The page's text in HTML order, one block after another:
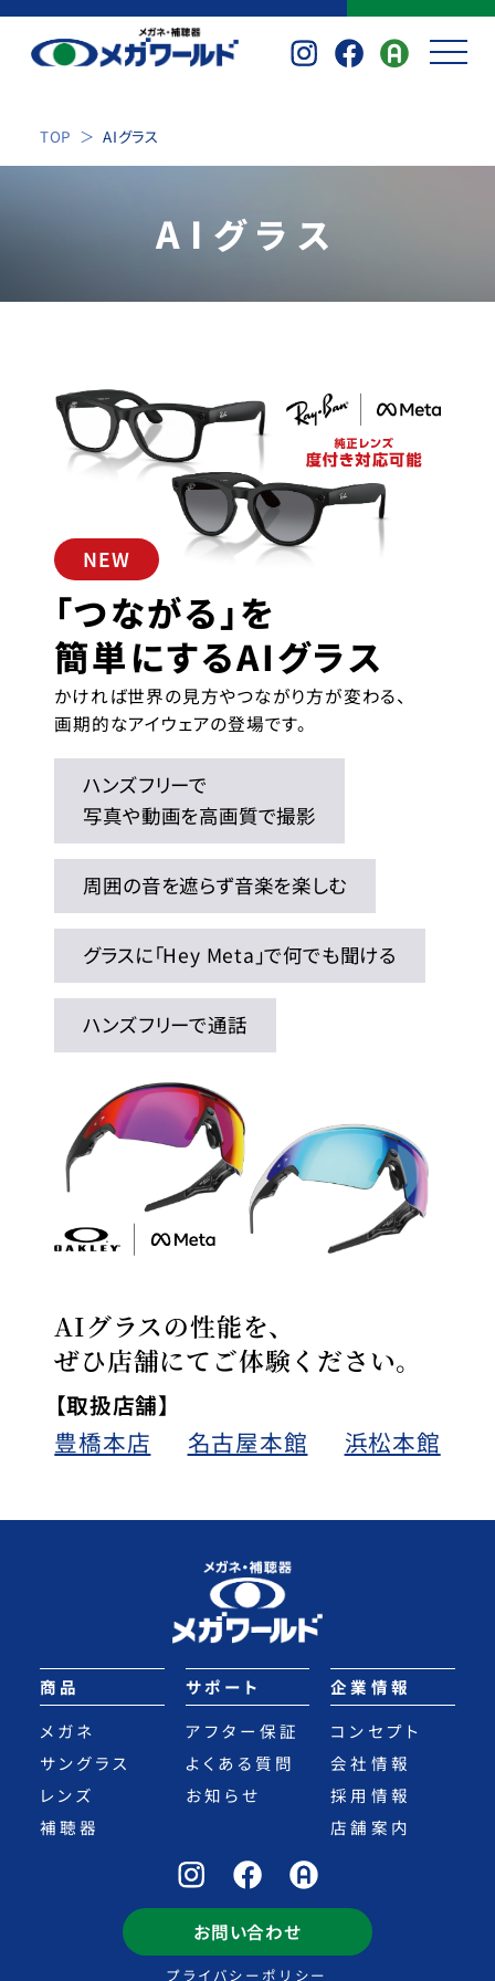
TOP AIグラス
AI グラス
NEW
「つながる」を
簡単にするAIグラス
かければ世界の見方やつながり方が変わる、
画期的なアイウェアの登場です。
ハンズフリーで
写真や動画を高画質で撮影
周囲の音を遮らず音楽を楽しむ
グラスに「Hey Meta」で何でも聞ける
ハンズフリーで通話
AIグラスの性能を、
ぜひ店舗にてご体験ください。
【取扱店舗】
豊橋本店 名古屋本館 浜松本館
商品
メガネ
サングラス
レンズ
補聴器
サポート
アフター保証
よくある質問
お知らせ
企業情報
コンセプト
会社情報
採用情報
店舗案内
お問い合わせ
プライバシーポリシー